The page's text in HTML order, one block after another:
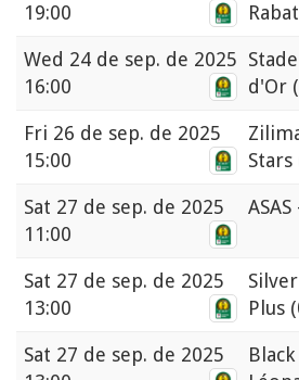
19:00
Rabat
Wed 24 de sep. de 2025
16:00
d'Or
Fri 26 de sep. de 2025
15:00
Stars
Sat 27 de sep. de 2025
11:00
Sat 27 de sep. de 2025
13:00
Plus
Sat 27 de sep. de 2025